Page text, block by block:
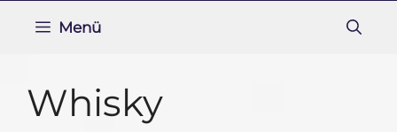
Menü
Whisky